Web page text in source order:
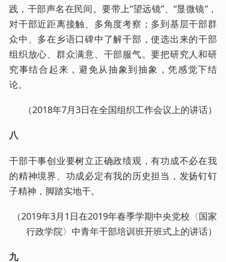
践，干部声名在民间。要带上“望远镜”、“显微镜”，
对干部近距离接触、多角度考察；多到基层干部群
众中、多在乡语口碑中了解干部，使选出来的干部
组织放心、群众满意、干部服气。要把研究人和研
究事结合起来，避免从抽象到抽象，凭感觉下结
论。
（2018年7月3日在全国组织工作会议上的讲话）
八
干部干事创业要树立正确政绩观，有功成不必在我
的精神境界、功成必定有我的历史担当，发扬钉钉
子精神，脚踏实地干。
（2019年3月1日在2019年春季学期中央党校〈国家
行政学院〉中青年干部培训班开班式上的讲话）
九